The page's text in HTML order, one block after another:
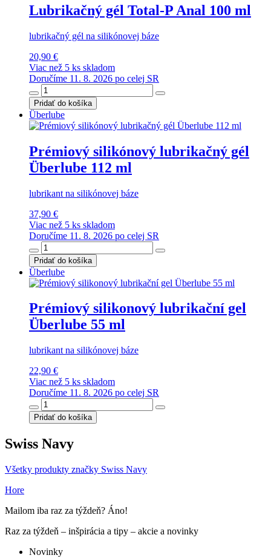
Lubrikačný gél Total-P Anal 100 ml
lubrikačný gél na silikónovej báze
20,90 €
Viac než 5 ks skladom
Doručíme 11. 8. 2026 po celej SR
Pridať do košíka
Überlube
Prémiový silikónový lubrikačný gél
Überlube 112 ml
lubrikant na silikónovej báze
37,90 €
Viac než 5 ks skladom
Doručíme 11. 8. 2026 po celej SR
Pridať do košíka
Überlube
Prémiový silikonový lubrikační gel
Überlube 55 ml
lubrikant na silikónovej báze
22,90 €
Viac než 5 ks skladom
Doručíme 11. 8. 2026 po celej SR
Pridať do košíka
Swiss Navy
Všetky produkty značky Swiss Navy
Hore
Mailom iba raz za týždeň? Áno!
Raz za týždeň – inšpirácia a tipy – akcie a novinky
Novinky